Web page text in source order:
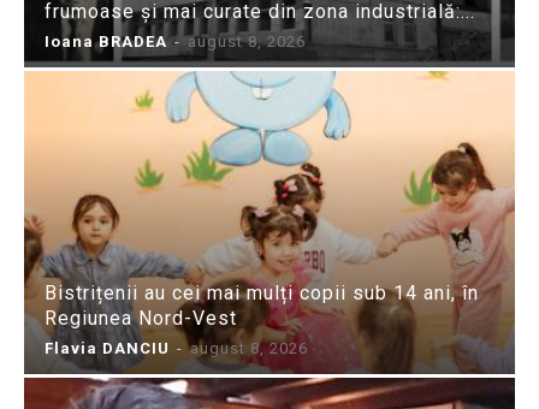
frumoase și mai curate din zona industrială:...
Ioana BRADEA - august 8, 2026
Bistrițenii au cei mai mulți copii sub 14 ani, în
Regiunea Nord-Vest
Flavia DANCIU - august 8, 2026